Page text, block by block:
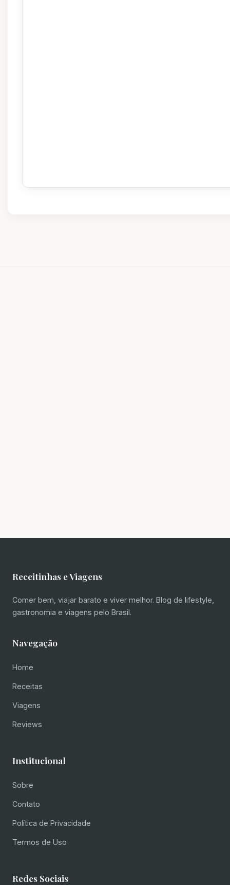
Receitinhas e Viagens
Comer bem, viajar barato e viver melhor. Blog de lifestyle,
gastronomia e viagens pelo Brasil.
Navegação
Home
Receitas
Viagens
Reviews
Institucional
Sobre
Contato
Política de Privacidade
Termos de Uso
Redes Sociais